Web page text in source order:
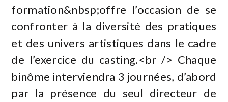
formation&nbsp;offre l’occasion de se
confronter à la diversité des pratiques
et des univers artistiques dans le cadre
de l’exercice du casting.<br /> Chaque
binôme interviendra 3 journées, d’abord
par la présence du seul directeur de